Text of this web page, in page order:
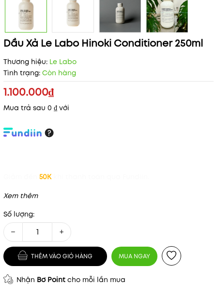
Dầu Xả Le Labo Hinoki Conditioner 250ml
Thương hiệu: Le Labo
Tình trạng: Còn hàng
1.100.000₫
Mua trả sau 0 ₫ với
50K
Xem thêm
Số lượng:
− +
THÊM VÀO GIỎ HÀNG MUA NGAY
Nhận Bơ Point cho mỗi lần mua